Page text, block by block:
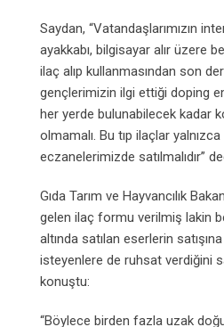
Saydan, “Vatandaşlarımızın
ayakkabı, bilgisayar alır üzere
ilaç alıp kullanmasından son
gençlerimizin ilgi ettiği doping
her yerde bulunabilecek kadar
olmamalı. Bu tıp ilaçlar
eczanelerimizde satılmalıdır”
Gıda Tarım ve Hayvancılık
gelen ilaç formu verilmiş lakin
altında satılan eserlerin
isteyenlere de ruhsat verdiğini
konuştu:
“Böylece birden fazla uzak